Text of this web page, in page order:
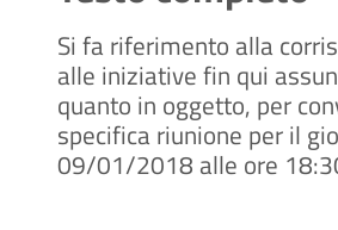
Si fa riferimento alla
alle iniziative fin qui
quanto in oggetto, per
specifica riunione per il
09/01/2018 alle ore